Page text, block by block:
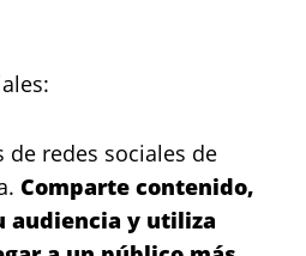
redes sociales de
Comparte contenido,
audiencia y utiliza